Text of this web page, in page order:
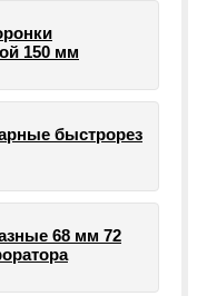
150 мм
быстрорез
68 мм 72